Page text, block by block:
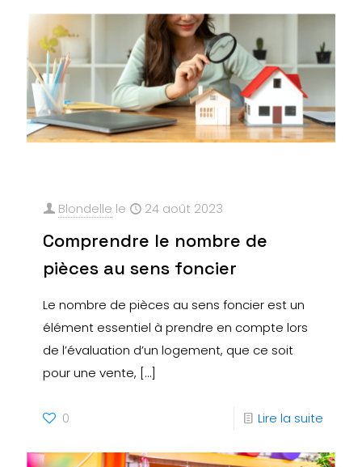
Blondelle le 24 août 2023
Comprendre le nombre de
pièces au sens foncier
Le nombre de pièces au sens foncier est un
élément essentiel à prendre en compte lors
de l’évaluation d’un logement, que ce soit
pour une vente, […]
0 Lire la suite